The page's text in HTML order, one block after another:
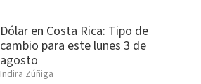
Dólar en Costa Rica: Tipo de
cambio para este lunes 3 de
agosto
Indira Zúñiga